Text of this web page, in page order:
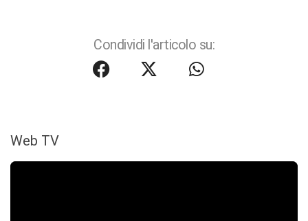
Condividi l'articolo su:
Web TV